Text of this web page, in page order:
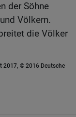
der Söhne
Völkern.
die Völker
2017, © 2016 Deutsche